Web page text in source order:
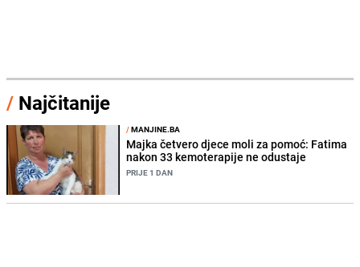
/ Najčitanije
/MANJINE.BA
Majka četvero djece moli za pomoć: Fatima
nakon 33 kemoterapije ne odustaje
PRIJE 1 DAN